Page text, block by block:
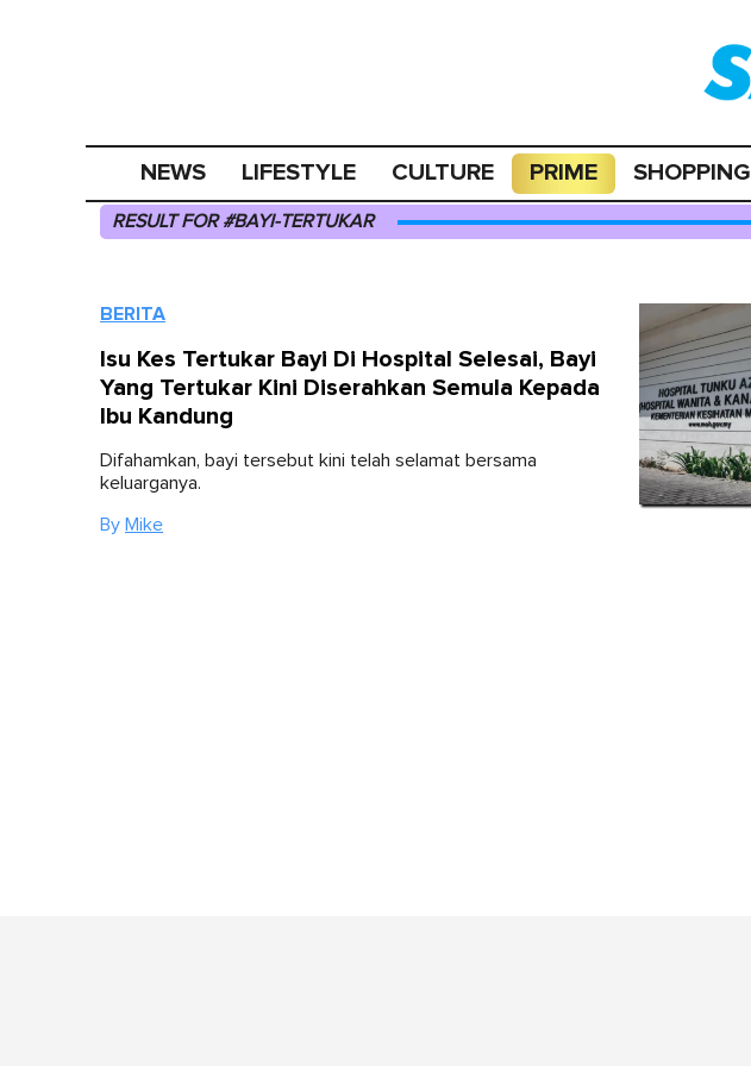
NEWS LIFESTYLE CULTURE PRIME SHOPPING
RESULT FOR #BAYI-TERTUKAR
BERITA
Isu Kes Tertukar Bayi Di Hospital Selesai, Bayi
Yang Tertukar Kini Diserahkan Semula Kepada
Ibu Kandung
Difahamkan, bayi tersebut kini telah selamat bersama
keluarganya.
By Mike